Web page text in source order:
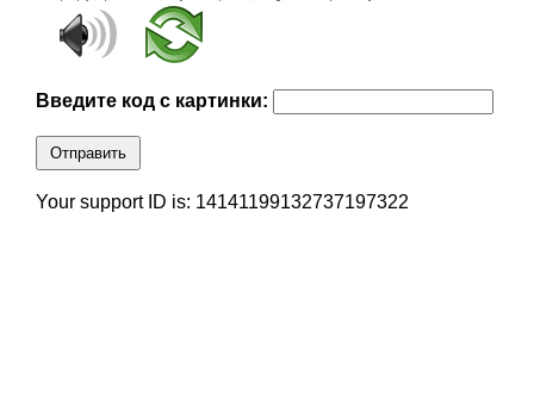
Введите код с картинки:
Отправить
Your support ID is: 14141199132737197322